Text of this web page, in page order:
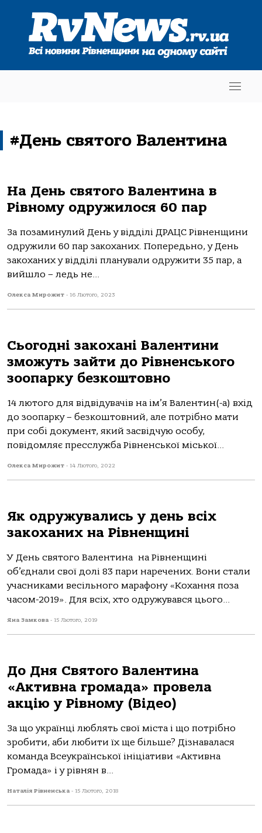
#День святого Валентина
На День святого Валентина в
Рівному одружилося 60 пар
За позаминулий День у відділі ДРАЦС Рівненщини
одружили 60 пар закоханих. Попередьно, у День
закоханих у відділі планували одружити 35 пар, а
вийшло – ледь не...
Олекса Мирожит - 16 Лютого, 2023
Сьогодні закохані Валентини
зможуть зайти до Рівненського
зоопарку безкоштовно
14 лютого для відвідувачів на ім’я Валентин(-а) вхід
до зоопарку – безкоштовний, але потрібно мати
при собі документ, який засвідчую особу,
повідомляє пресслужба Рівненської міської...
Олекса Мирожит - 14 Лютого, 2022
Як одружувались у день всіх
закоханих на Рівненщині
У День святого Валентина на Рівненщині
об’єднали свої долі 83 пари наречених. Вони стали
учасниками весільного марафону «Кохання поза
часом-2019». Для всіх, хто одружувався цього...
Яна Замкова - 15 Лютого, 2019
До Дня Святого Валентина
«Активна громада» провела
акцію у Рівному (Відео)
За що українці люблять свої міста і що потрібно
зробити, аби любити їх ще більше? Дізнавалася
команда Всеукраїнської ініціативи «Активна
Громада» і у рівнян в...
Наталія Рівненська - 15 Лютого, 2018